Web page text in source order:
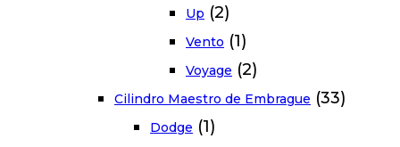
Up (2)
Vento (1)
Voyage (2)
Cilindro Maestro de Embrague (33)
Dodge (1)